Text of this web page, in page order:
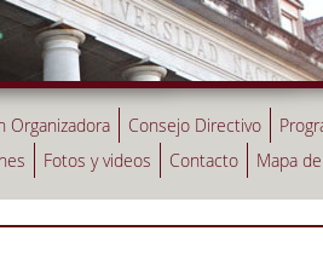
Organizadora Consejo Directivo
Fotos y videos Contacto Mapa